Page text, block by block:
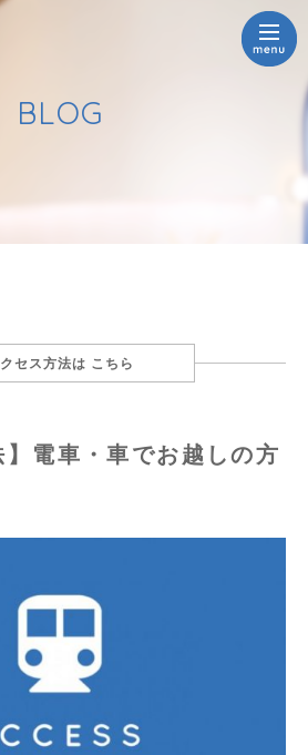
BLOG
セス方法は こちら
】電車・車でお越しの方